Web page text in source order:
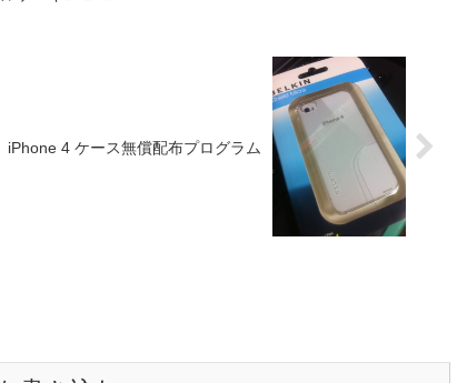
iPhone 4 ケース無償配布プログラム